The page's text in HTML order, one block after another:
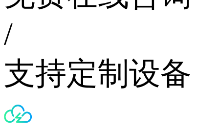
/
支持定制设备